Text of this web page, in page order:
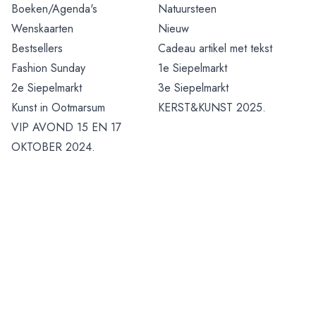
Boeken/Agenda's
Natuursteen
Wenskaarten
Nieuw
Bestsellers
Cadeau artikel met tekst
Fashion Sunday
1e Siepelmarkt
2e Siepelmarkt
3e Siepelmarkt
Kunst in Ootmarsum
KERST&KUNST 2025.
VIP AVOND 15 EN 17
OKTOBER 2024.